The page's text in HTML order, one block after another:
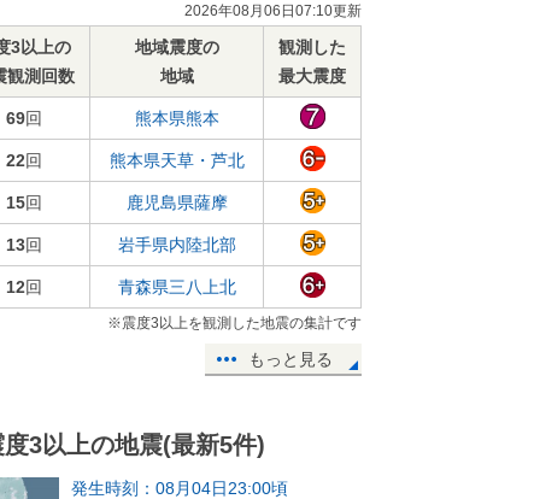
2026年08月06日07:10更新
3以上の
観測回数
地域震度の
地域
観測した
最大震度
69回 熊本県熊本
22回 熊本県天草・芦北
15回 鹿児島県薩摩
13回 岩手県内陸北部
12回 青森県三八上北
※震度3以上を観測した地震の集計です
もっと見る
度3以上の地震(最新5件)
発生時刻：08月04日23:00頃